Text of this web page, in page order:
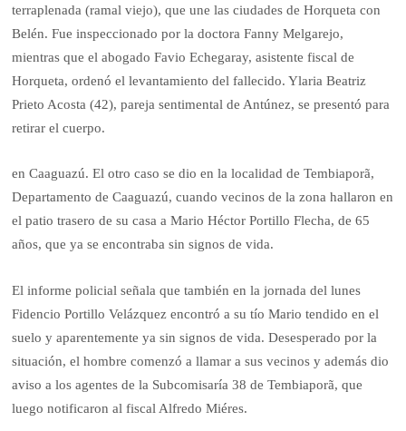
terraplenada (ramal viejo), que une las ciudades de Horqueta con
Belén. Fue inspeccionado por la doctora Fanny Melgarejo,
mientras que el abogado Favio Echegaray, asistente fiscal de
Horqueta, ordenó el levantamiento del fallecido. Ylaria Beatriz
Prieto Acosta (42), pareja sentimental de Antúnez, se presentó para
retirar el cuerpo.
en Caaguazú. El otro caso se dio en la localidad de Tembiaporã,
Departamento de Caaguazú, cuando vecinos de la zona hallaron en
el patio trasero de su casa a Mario Héctor Portillo Flecha, de 65
años, que ya se encontraba sin signos de vida.
El informe policial señala que también en la jornada del lunes
Fidencio Portillo Velázquez encontró a su tío Mario tendido en el
suelo y aparentemente ya sin signos de vida. Desesperado por la
situación, el hombre comenzó a llamar a sus vecinos y además dio
aviso a los agentes de la Subcomisaría 38 de Tembiaporã, que
luego notificaron al fiscal Alfredo Miéres.